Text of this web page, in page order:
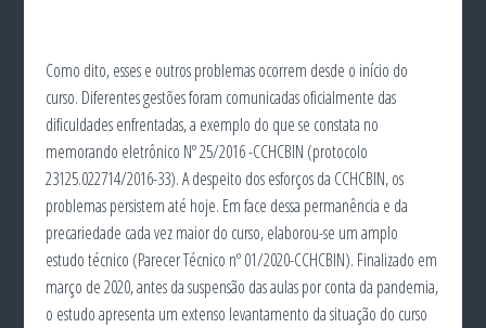
Como dito, esses e outros problemas ocorrem desde o início do
curso. Diferentes gestões foram comunicadas oficialmente das
dificuldades enfrentadas, a exemplo do que se constata no
memorando eletrônico Nº 25/2016 -CCHCBIN (protocolo
23125.022714/2016-33). A despeito dos esforços da CCHCBIN, os
problemas persistem até hoje. Em face dessa permanência e da
precariedade cada vez maior do curso, elaborou-se um amplo
estudo técnico (Parecer Técnico nº 01/2020-CCHCBIN). Finalizado em
março de 2020, antes da suspensão das aulas por conta da pandemia,
o estudo apresenta um extenso levantamento da situação do curso